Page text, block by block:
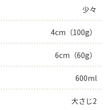
少々
4cm（100g）
6cm（60g）
600ml
大さじ2